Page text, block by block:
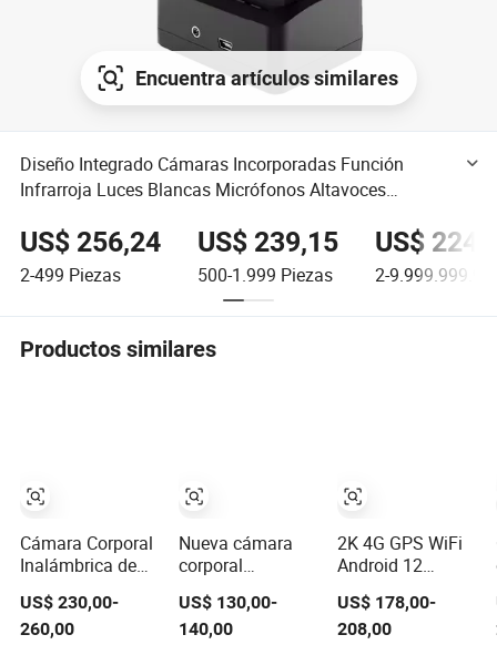
Encuentra artículos similares
Diseño Integrado Cámaras Incorporadas Función
Infrarroja Luces Blancas Micrófonos Altavoces
Aplicaciones de la Ley
US$ 256,24
2-499 Piezas
US$ 239,15
500-1.999 Piezas
US$
2-
Productos similares
Cámara Corporal
Inalámbrica de
Video en Tiempo
Real con
US$ 230,00-
260,00
Nueva cámara
corporal
IP67 IP68 con
transmisión en
US$ 130,00-
140,00
2K 4G GPS WiFi
Android 12
Mini
Impermeable de
US$ 178,00-
208,00